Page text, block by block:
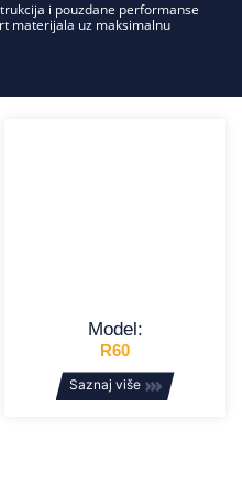
i pouzdane performanse
materijala uz maksimalnu
Model:
R60
Saznaj više